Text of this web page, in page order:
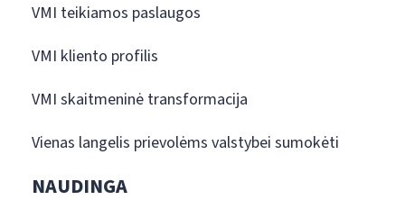
VMI teikiamos paslaugos
VMI kliento profilis
VMI skaitmeninė transformacija
Vienas langelis prievolėms valstybei sumokėti
NAUDINGA